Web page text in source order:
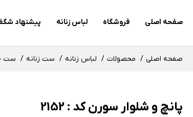
صفحه اصلی فروشگاه لباس زنانه پیشنهاد
صفحه اصلی محصولات لباس زنانه ست زنانه ست
پانچ و شلوار سورن کد : 2152